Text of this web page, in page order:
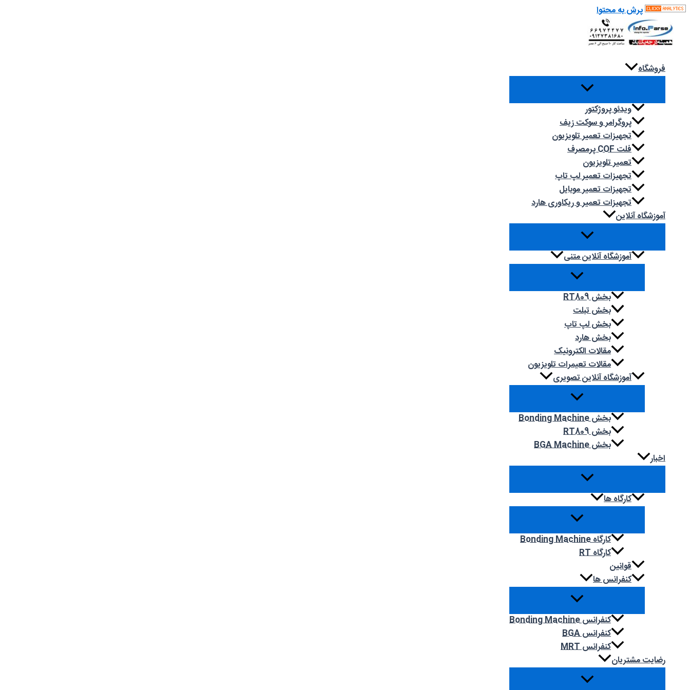
پرش به محتوا
فروشگاه
ویدئو پروژکتور
پروگرامر و سوکت زیف
تجهیزات تعمیر تلویزیون
فلت COF پرمصرف
تعمیر تلویزیون
تجهیزات تعمیر لپ تاپ
تجهیزات تعمیر موبایل
تجهیزات تعمیر و ریکاوری هارد
آموزشگاه آنلاین
آموزشگاه آنلاین متنی
بخش RT809
بخش تبلت
بخش لپ تاپ
بخش هارد
مقالات الکترونیک
مقالات تعیمرات تلویزیون
آموزشگاه آنلاین تصویری
بخش Bonding Machine
بخش RT809
بخش BGA Machine
اخبار
کارگاه ها
کارگاه Bonding Machine
کارگاه RT
قوانین
کنفرانس ها
کنفرانس Bonding Machine
کنفرانس BGA
کنفرانس MRT
رضایت مشتریان